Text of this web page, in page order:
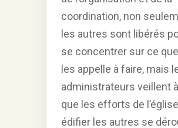
coordination, non
les autres sont libérés
se concentrer sur ce
les appelle à faire, mais
administrateurs veillent
que les efforts de
édifier les autres se